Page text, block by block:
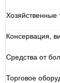
Хозяйственные
Консервация,
Средства от
Торговое